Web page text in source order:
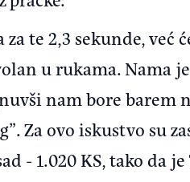
te 2,3 sekunde, već
u rukama. Nama
nam bore barem
Za ovo iskustvo su
- 1.020 KS, tako da